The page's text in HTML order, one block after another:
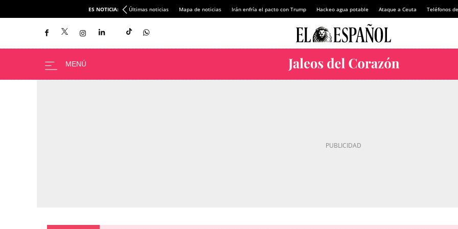
ES NOTICIA: Últimas noticias Mapa de noticias Irán enfría el pacto con Trump Hackeo agua potable Ataque a Ceuta Teléfonos